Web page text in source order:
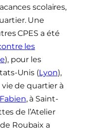
scolaires,
Une
CPES a été
les
), pour les
Unis (Lyon),
de quartier à
, à Saint-
de l’Atelier
Roubaix a